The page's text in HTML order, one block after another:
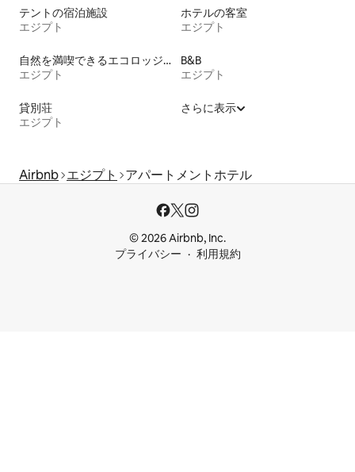
テントの宿泊施設
エジプト
ホテルの客室
エジプト
自然を満喫できるエコロッジの宿泊施設
エジプト
B&B
エジプト
貸別荘
エジプト
さらに表示
Airbnb エジプト アパートメントホテル
© 2026 Airbnb, Inc.
プライバシー
利用規約